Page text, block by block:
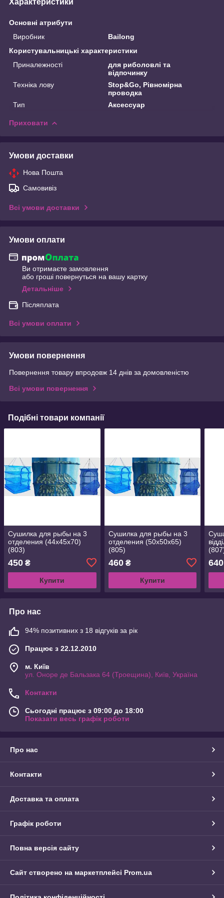
Основні атрибути
Виробник
Bailong
Користувальницькі характеристики
Приналежності
для риболовлі та
відпочинку
Техніка лову
Stop&Go, Рівномірна
проводка
Тип
Аксессуар
Приховати
Умови доставки
Нова Пошта
Самовивіз
Всі умови доставки
Умови оплати
Ви отримаєте замовлення
або гроші повернуться на вашу картку
Детальніше
Післяплата
Всі умови оплати
Умови повернення
Повернення товару впродовж 14 днів за домовленістю
Всі умови повернення
Подібні товари компанії
Сушилка для рыбы на 3
отделения (44х45х70)
(803)
450 ₴
Купити
Сушилка для рыбы на 3
отделения (50х50х65)
(805)
460₴
Купити
640
Про нас
94% позитивних з 18 відгуків за рік
Працює з 22.12.2010
м. Київ
ул. Оноре де Бальзака 64 (Троещина), Київ, Україна
Контакти
Сьогодні працює з 09:00 до 18:00
Показати весь графік роботи
Про нас
Контакти
Доставка та оплата
Графік роботи
Повна версія сайту
Сайт створено на маркетплейсі Prom.ua